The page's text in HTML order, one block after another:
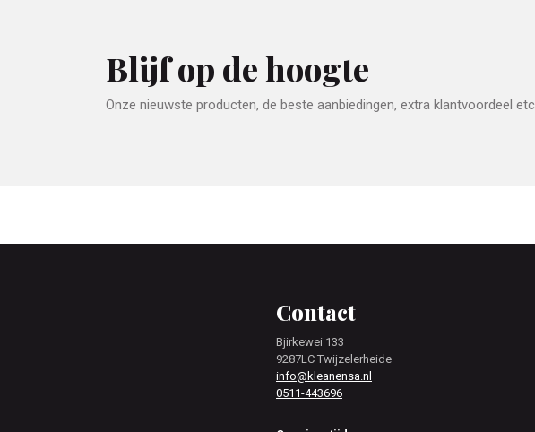
Blijf op de hoogte
Onze nieuwste producten, de beste aanbiedingen, extra klantvoordeel etc.
Contact
Bjirkewei 133
9287LC Twijzelerheide
info@kleanensa.nl
0511-443696